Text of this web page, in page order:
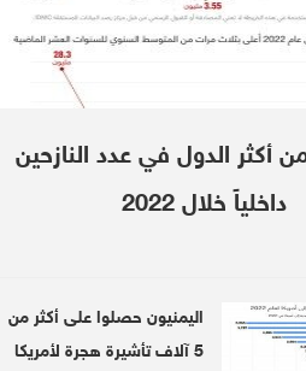
He affirmed that "that the
is our duty to defend our
أكثر الدول في عدد النازحين
داخلياً خلال 2022
اليمنيون حصلوا على أكثر من
5 آلاف تأشيرة هجرة لأمريكا